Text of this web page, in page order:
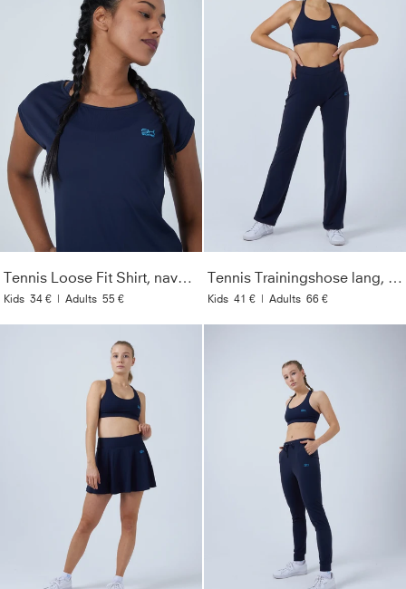
Tennis Loose Fit Shirt, navy blau
Kids 34 € | Adults 55 €
Tennis Trainingshose lang, navy blau
Kids 41 € | Adults 66 €